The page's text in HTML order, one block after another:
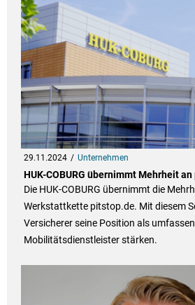
29.11.2024 Unternehmen
HUK-COBURG übernimmt Mehrheit
Die HUK-COBURG übernimmt die
Werkstattkette pitstop.de. Mit diesem
Versicherer seine Position als
Mobilitätsdienstleister stärken.